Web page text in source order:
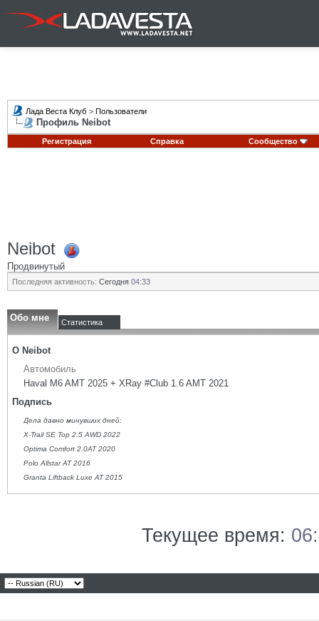
Лада Веста Клуб > Пользователи
Профиль Neibot
Регистрация Справка Сообщество
Neibot
Продвинутый
Последняя активность: Сегодня 04:33
Обо мне Статистика
О Neibot
Автомобиль
Haval M6 AMT 2025 + XRay #Club 1.6 AMT 2021
Подпись
Дела давно минувших дней:
X-Trail SE Top 2.5 AWD 2022
Optima Comfort 2.0AT 2020
Polo Allstar AT 2016
Granta Liftback Luxe AT 2015
Текущее время: